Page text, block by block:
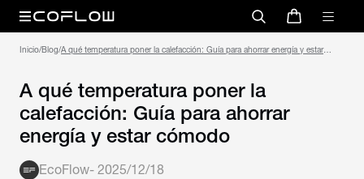
Inicio/Blog/A qué temperatura poner la calefacción: Guía para ahorrar energía y estar
A qué temperatura poner la
calefacción: Guía para ahorrar
energía y estar cómodo
EcoFlow- 2025/12/18